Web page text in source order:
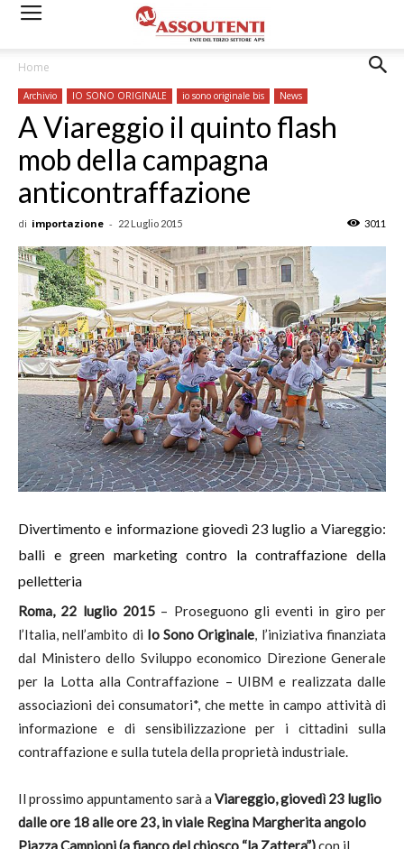
Home
Archivio IO SONO ORIGINALE io sono originale bis News
A Viareggio il quinto flash
mob della campagna
anticontraffazione
di importazione - 22 Luglio 2015 3011
Divertimento e informazione giovedì 23 luglio a Viareggio:
balli e green marketing contro la contraffazione della
pelletteria
Roma, 22 luglio 2015– Proseguono gli eventi in giro per
l’Italia, nell’ambito di Io Sono Originale, l’iniziativa finanziata
dal Ministero dello Sviluppo economico Direzione Generale
per la Lotta alla Contraffazione – UIBM e realizzata dalle
associazioni dei consumatori*, che mette in campo attività di
informazione e di sensibilizzazione per i cittadini sulla
contraffazione e sulla tutela della proprietà industriale.
Il prossimo appuntamento sarà a Viareggio, giovedì 23 luglio
dalle ore 18 alle ore 23, in viale Regina Margherita angolo